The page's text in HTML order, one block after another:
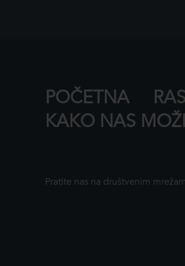
POČETNA
KAKO NAS
Pratite nas na društvenim